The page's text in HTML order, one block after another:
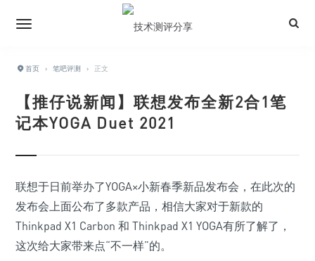
首页 › 笔吧评测 › 正文
【推仔说新闻】联想发布全新2合1笔
记本YOGA Duet 2021
联想于日前举办了YOGA×小新春季新品发布会，在此次的
发布会上面公布了多款产品，相信大家对于新款的
Thinkpad X1 Carbon 和 Thinkpad X1 YOGA有所了解了，
这次给大家带来点“不一样”的。